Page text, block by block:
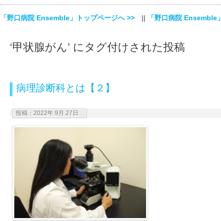
「野口病院 Ensemble」トップページへ >> || 「野口病院 Ensemble
‘甲状腺がん’ にタグ付けされた投稿
病理診断科とは【２】
投稿：2022年 9月 27日